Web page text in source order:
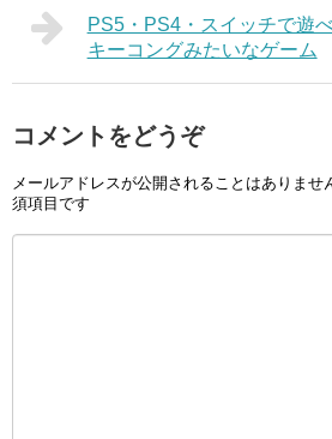
PS5・PS4・スイッチで遊
キーコングみたいなゲーム
コメントをどうぞ
メールアドレスが公開されることはありませ
須項目です